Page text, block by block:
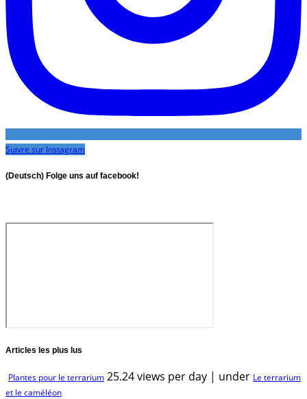
Suivre sur Instagram
(Deutsch) Folge uns auf facebook!
Articles les plus lus
Plantes pour le terrarium 25.24 views per day | under Le terrarium
et le caméléon